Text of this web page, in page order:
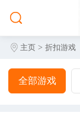
主页 >折扣游戏
全部游戏